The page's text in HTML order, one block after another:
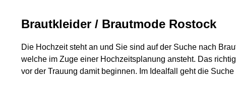
Brautkleider / Brautmode Rostock
Die Hochzeit steht an und Sie sind auf der Suche nach
welche im Zuge einer Hochzeitsplanung ansteht. Das
vor der Trauung damit beginnen. Im Idealfall geht die